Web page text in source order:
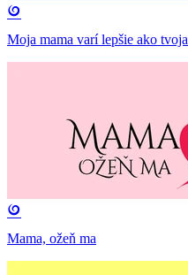
Moja mama varí lepšie ako tvoja
Mama, ožeň ma